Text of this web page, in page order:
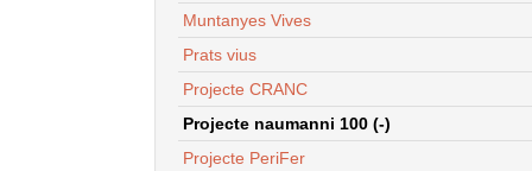
Muntanyes Vives
Prats vius
Projecte CRANC
Projecte naumanni 100 (-)
Projecte PeriFer